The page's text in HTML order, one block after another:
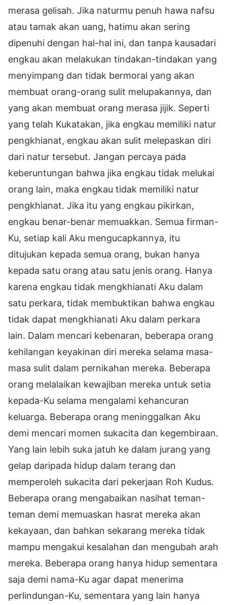
merasa gelisah. Jika naturmu penuh hawa nafsu
atau tamak akan uang, hatimu akan sering
dipenuhi dengan hal-hal ini, dan tanpa kausadari
engkau akan melakukan tindakan-tindakan yang
menyimpang dan tidak bermoral yang akan
membuat orang-orang sulit melupakannya, dan
yang akan membuat orang merasa jijik. Seperti
yang telah Kukatakan, jika engkau memiliki natur
pengkhianat, engkau akan sulit melepaskan diri
dari natur tersebut. Jangan percaya pada
keberuntungan bahwa jika engkau tidak melukai
orang lain, maka engkau tidak memiliki natur
pengkhianat. Jika itu yang engkau pikirkan,
engkau benar-benar memuakkan. Semua firman-
Ku, setiap kali Aku mengucapkannya, itu
ditujukan kepada semua orang, bukan hanya
kepada satu orang atau satu jenis orang. Hanya
karena engkau tidak mengkhianati Aku dalam
satu perkara, tidak membuktikan bahwa engkau
tidak dapat mengkhianati Aku dalam perkara
lain. Dalam mencari kebenaran, beberapa orang
kehilangan keyakinan diri mereka selama masa-
masa sulit dalam pernikahan mereka. Beberapa
orang melalaikan kewajiban mereka untuk setia
kepada-Ku selama mengalami kehancuran
keluarga. Beberapa orang meninggalkan Aku
demi mencari momen sukacita dan kegembiraan.
Yang lain lebih suka jatuh ke dalam jurang yang
gelap daripada hidup dalam terang dan
memperoleh sukacita dari pekerjaan Roh Kudus.
Beberapa orang mengabaikan nasihat teman-
teman demi memuaskan hasrat mereka akan
kekayaan, dan bahkan sekarang mereka tidak
mampu mengakui kesalahan dan mengubah arah
mereka. Beberapa orang hanya hidup sementara
saja demi nama-Ku agar dapat menerima
perlindungan-Ku, sementara yang lain hanya